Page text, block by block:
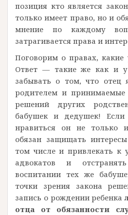
позиция кто является
только имеет право, но и
мнение по каждому
затрагивается права и
Поговорим о правах, какие
Ответ — такие же как и
забывать о том, что отец
родителем и
решений других
бабушек и дедушек! Если
нравиться он не только
обязан защищать
том числе и привлекать к
адвокатов и
воспитании тех же
точки зрения закона
запись о рождении ребенка
отца от обязанности